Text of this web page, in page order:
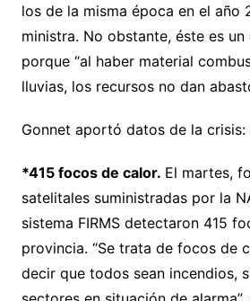
los de la misma época en el año
ministra. No obstante, éste es
porque “al haber material
lluvias, los recursos no dan
Gonnet aportó datos de la crisis:
*415 focos de calor. El martes,
satelitales suministradas por la
sistema FIRMS detectaron 415
provincia. “Se trata de focos de
decir que todos sean incendios,